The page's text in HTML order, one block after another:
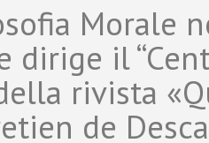
Morale
dirige il
rivista
de